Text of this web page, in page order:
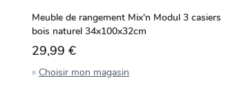
Meuble de rangement Mix'n Modul 3 casiers
bois naturel 34x100x32cm
29,99 €
Choisir mon magasin